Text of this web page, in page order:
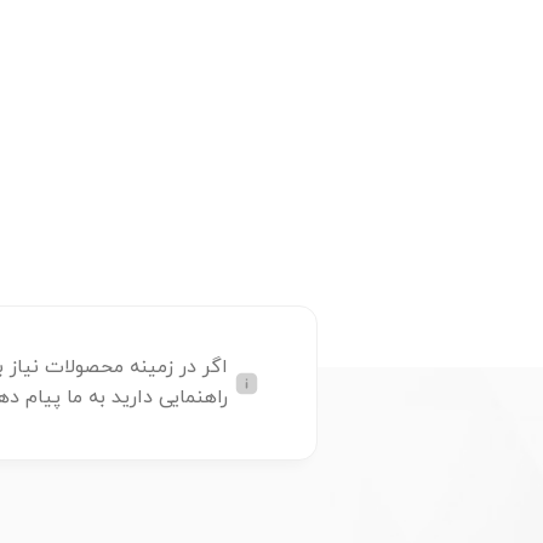
اگر در زمینه محصولات نیاز
راهنمایی دارید به ما پیام